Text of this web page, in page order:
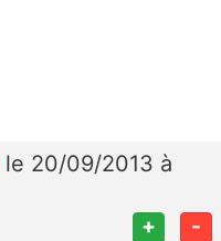
le 20/09/2013 à
+ -